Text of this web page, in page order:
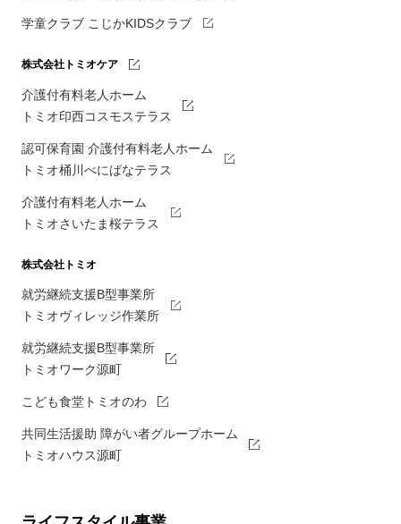
学童クラブ こじかKIDSクラブ
株式会社トミオケア
介護付有料老人ホーム
トミオ印西コスモステラス
認可保育園 介護付有料老人ホーム
トミオ桶川べにばなテラス
介護付有料老人ホーム
トミオさいたま桜テラス
株式会社トミオ
就労継続支援B型事業所
トミオヴィレッジ作業所
就労継続支援B型事業所
トミオワーク源町
こども食堂トミオのわ
共同生活援助 障がい者グループホーム
トミオハウス源町